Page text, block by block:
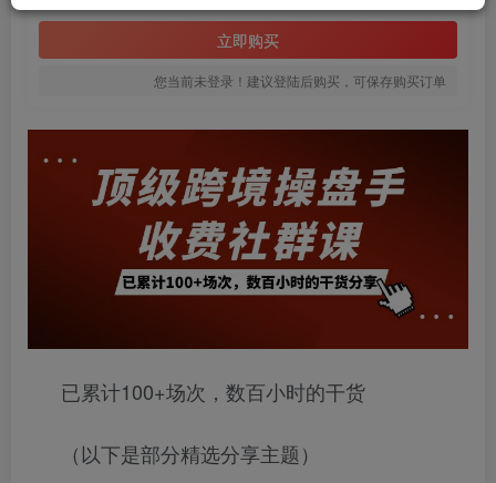
立即购买
您当前未登录！建议登陆后购买，可保存购买订单
已累计100+场次，数百小时的干货
（以下是部分精选分享主题）